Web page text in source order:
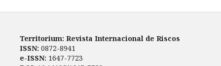
Territorium: Revista Internacional de Riscos
ISSN: 0872-8941
e-ISSN: 1647-7723